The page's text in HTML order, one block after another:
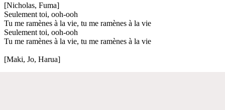
[Nicholas, Fuma]
Seulement toi, ooh-ooh
Tu me ramènes à la vie, tu me ramènes à la vie
Seulement toi, ooh-ooh
Tu me ramènes à la vie, tu me ramènes à la vie
[Maki, Jo, Harua]